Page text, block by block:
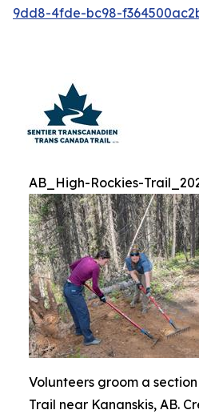
9dd8-4fde-bc98-
AB_High-Rockies-
Volunteers groom a
Trail near Kananskis, AB.